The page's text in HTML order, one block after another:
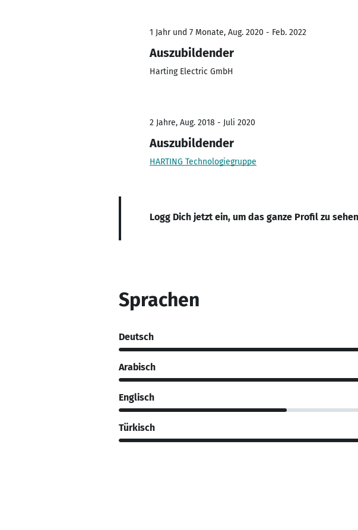
1 Jahr und 7 Monate, Aug. 2020 - Feb. 2022
Auszubildender
Harting Electric GmbH
2 Jahre, Aug. 2018 - Juli 2020
Auszubildender
HARTING Technologiegruppe
Logg Dich jetzt ein, um das ganze Profil zu
Sprachen
Deutsch
Arabisch
Englisch
Türkisch